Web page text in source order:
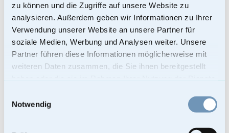
zu können und die Zugriffe auf unsere Website zu
analysieren. Außerdem geben wir Informationen zu Ihrer
Verwendung unserer Website an unsere Partner für
soziale Medien, Werbung und Analysen weiter. Unsere
Partner führen diese Informationen möglicherweise mit
weiteren Daten zusammen, die Sie ihnen bereitgestellt
Notwendig